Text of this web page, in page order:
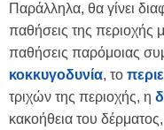
Παράλληλα, θα γίνει
παθήσεις της περιοχής
παθήσεις παρόμοιας
κοκκυγοδυνία, το
τριχών της περιοχής, η
κακοήθεια του